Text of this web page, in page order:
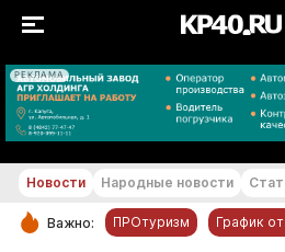
РЕКЛАМА
Новости Народные новости
Важно: ПРОтуризм График